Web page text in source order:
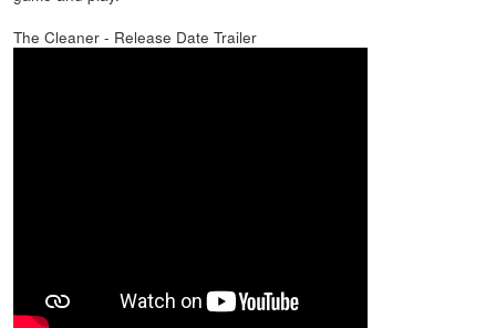
The Cleaner - Release Date Trailer